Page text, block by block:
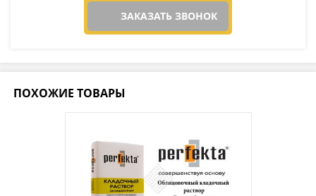
ЗАКАЗАТЬ ЗВОНОК
ПОХОЖИЕ ТОВАРЫ